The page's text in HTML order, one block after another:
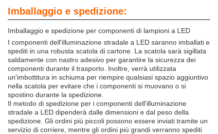
Imballaggio e spedizione:
Imballaggio e spedizione per componenti di lampioni a LED
I componenti dell'illuminazione stradale a LED saranno imballati e
spediti in una robusta scatola di cartone. La scatola sarà sigillata
saldamente con nastro adesivo per garantire la sicurezza dei
componenti durante il trasporto. Inoltre, verrà utilizzata
un'imbottitura in schiuma per riempire qualsiasi spazio aggiuntivo
nella scatola per evitare che i componenti si muovano o si
spostino durante la spedizione.
Il metodo di spedizione per i componenti dell'illuminazione
stradale a LED dipenderà dalle dimensioni e dal peso della
spedizione. Gli ordini più piccoli possono essere inviati tramite un
servizio di corriere, mentre gli ordini più grandi verranno spediti